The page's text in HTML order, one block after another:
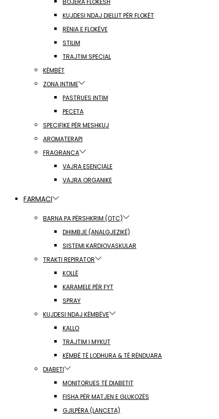
BOJËRA FLOKËSH
KUJDESI NDAJ DIELLIT PËR FLOKËT
RËNIA E FLOKËVE
STILIM
TRAJTIM SPECIAL
KËMBËT
ZONA INTIME
PASTRUES INTIM
PECETA
SPECIFIKE PËR MESHKUJ
AROMATERAPI
FRAGRANCA
VAJRA ESENCIALE
VAJRA ORGANIKE
FARMACI
BARNA PA PËRSHKRIM (OTC)
DHIMBJE (ANALGJEZIKË)
SISTEMI KARDIOVASKULAR
TRAKTI REPIRATOR
KOLLË
KARAMELE PËR FYT
SPRAY
KUJDESI NDAJ KËMBËVE
KALLO
TRAJTIM I MYKUT
KËMBË TË LODHURA & TË RËNDUARA
DIABETI
MONITORUES TË DIABETIT
FISHA PËR MATJEN E GLUKOZËS
GJILPËRA (LANCETA)